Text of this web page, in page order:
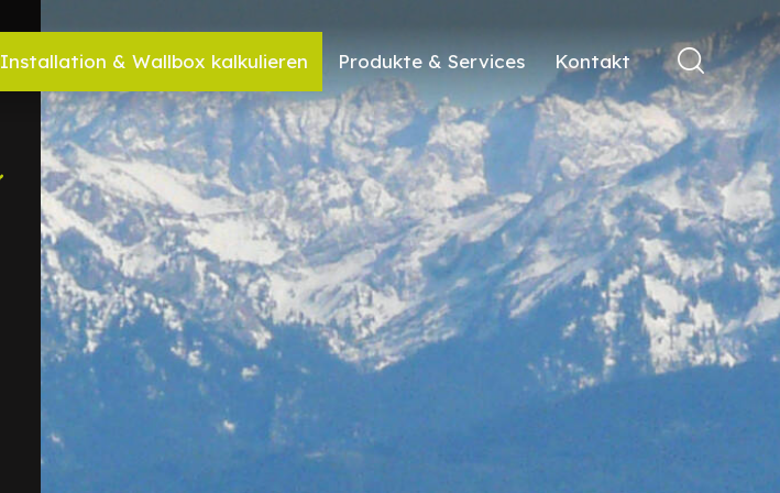
Installation & Wallbox kalkulieren Produkte & Services Kontakt